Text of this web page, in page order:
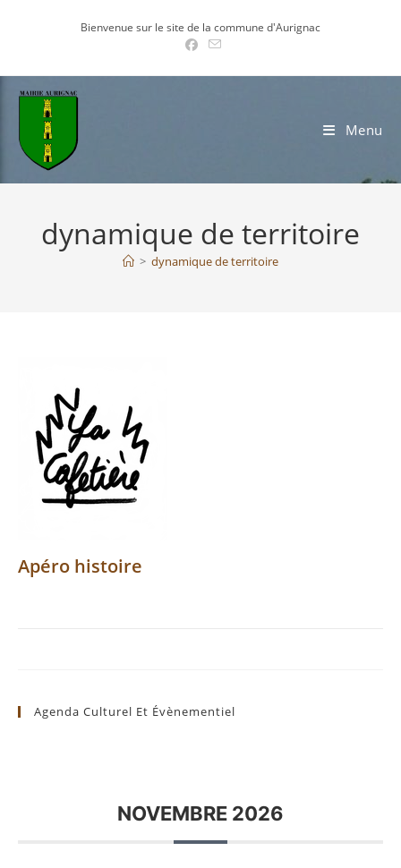
Bienvenue sur le site de la commune d'Aurignac
Menu
dynamique de territoire
> dynamique de territoire
Apéro histoire
Agenda Culturel Et Évènementiel
NOVEMBRE 2026